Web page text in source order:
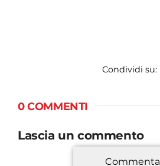
Condividi su:
0 COMMENTI
Lascia un commento
*
Commenta